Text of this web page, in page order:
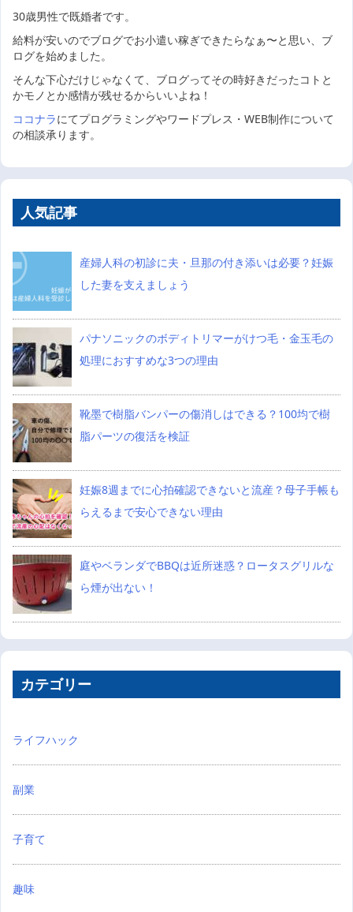
30歳男性で既婚者です。
給料が安いのでブログでお小遣い稼ぎできたらなぁ〜と思い、ブ
ログを始めました。
そんな下心だけじゃなくて、ブログってその時好きだったコトと
かモノとか感情が残せるからいいよね！
ココナラにてプログラミングやワードプレス・WEB制作について
の相談承ります。
人気記事
産婦人科の初診に夫・旦那の付き添いは必要？妊娠
した妻を支えましょう
パナソニックのボディトリマーがけつ毛・金玉毛の
処理におすすめな3つの理由
靴墨で樹脂バンパーの傷消しはできる？100均で樹
脂パーツの復活を検証
妊娠8週までに心拍確認できないと流産？母子手帳も
らえるまで安心できない理由
庭やベランダでBBQは近所迷惑？ロータスグリルな
ら煙が出ない！
カテゴリー
ライフハック
副業
子育て
趣味